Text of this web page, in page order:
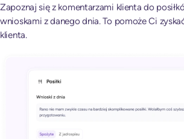
Zapoznaj się z komentarzami klienta do
wnioskami z danego dnia. To pomoże Ci
klienta.